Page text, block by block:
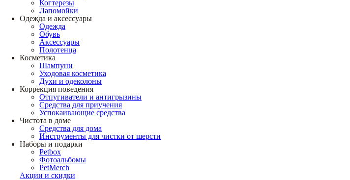
Когтерезы
Лапомойки
Одежда и аксессуары
Одежда
Обувь
Аксессуары
Полотенца
Косметика
Шампуни
Уходовая косметика
Духи и одеколоны
Коррекция поведения
Отпугиватели и антигрызины
Средства для приучения
Успокаивающие средства
Чистота в доме
Средства для дома
Инструменты для чистки от шерсти
Наборы и подарки
Petbox
Фотоальбомы
PetMerch
Акции и скидки